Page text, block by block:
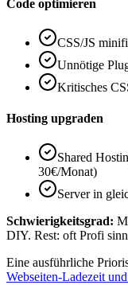
Code optimieren
CSS/JS
Unnötige
Kritisches
Hosting upgraden
Shared
30€/Monat)
Server in
Schwierigkeitsgrad:
DIY. Rest: oft Profi
Eine ausführliche
Webseiten-Ladezeit